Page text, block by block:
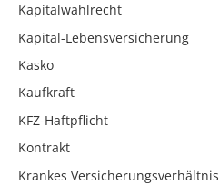
Kapitalwahlrecht
Kapital-Lebensversicherung
Kasko
Kaufkraft
KFZ-Haftpflicht
Kontrakt
Krankes Versicherungsverhältnis